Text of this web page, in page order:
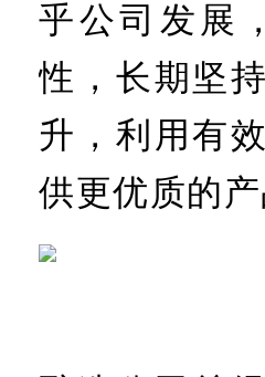
乎公司发展
性，长期坚
升，利用有
供更优质的